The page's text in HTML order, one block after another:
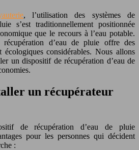
, l’utilisation des systèmes de
s’est traditionnellement positionnée
que le recours à l’eau potable.
d’eau de pluie offre des
écologiques considérables. Nous allons
un dispositif de récupération d’eau de
un récupérateur
de récupération d’eau de pluie
pour les personnes qui décident
: